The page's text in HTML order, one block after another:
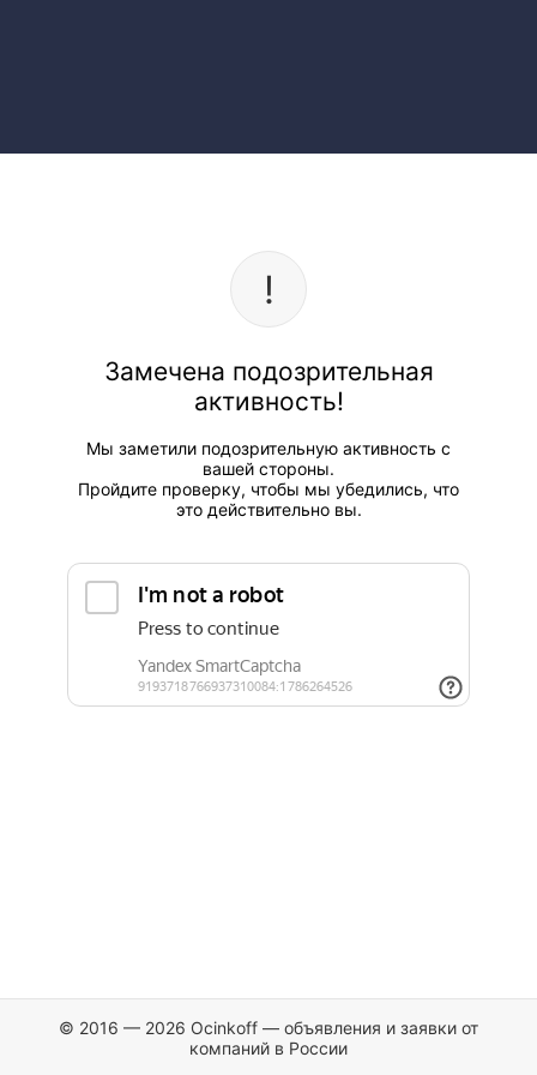
Замечена подозрительная
активность!
Мы заметили подозрительную активность с
вашей стороны.
Пройдите проверку, чтобы мы убедились, что
это действительно вы.
© 2016 — 2026 Ocinkoff — объявления и заявки от
компаний в России